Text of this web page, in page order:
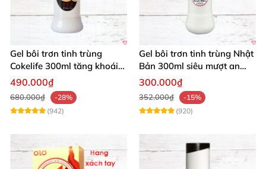
Gel bôi trơn tinh trùng
Cokelife 300ml tăng khoái
cảm, an toàn
490.000₫
680.000₫
-28%
(942)
Gel bôi trơn tinh trùng Nhật
Bản 300ml siêu mượt an
toàn cho yêu
300.000₫
352.000₫
-15%
(920)